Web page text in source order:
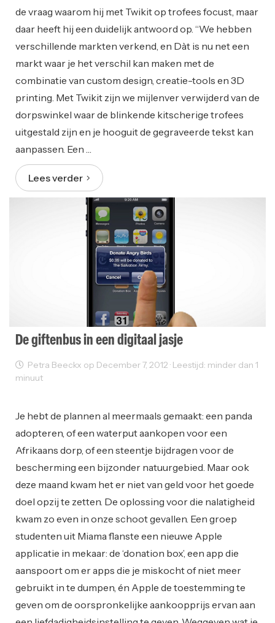
de vraag waarom hij met Twikit op trofees focust, maar
daar heeft hij een duidelijk antwoord op. “We hebben
verschillende markten verkend, en Dàt is nu net een
markt waar je het verschil kan maken met de
combinatie van custom design, creatie-tools en 3D
printing. Met Twikit zijn we mijlenver verwijderd van de
dorpswinkel waar de blinkende kitscherige trofees
uitgestald zijn en je hooguit de gegraveerde tekst kan
aanpassen. Een …
Lees verder
De giftenbus in een digitaal jasje
Petra Beeckx op December 7, 2012 · Leestijd: minder dan 1
minuut
Je hebt de plannen al meermaals gemaakt: een panda
adopteren, of een waterput aankopen voor een
Afrikaans dorp, of een steentje bijdragen voor de
bescherming een bijzonder natuurgebied. Maar ook
deze maand kwam het er niet van geld voor het goede
doel opzij te zetten. De oplossing voor die nalatigheid
kwam zo even in onze schoot gevallen. Een groep
studenten uit Miama flanste een nieuwe Apple
applicatie in mekaar: de ‘donation box’, een app die
aanspoort om er apps die je miskocht of niet meer
gebruikt in te dumpen, én Apple de toestemming te
geven om de oorspronkelijke aankoopprijs ervan aan